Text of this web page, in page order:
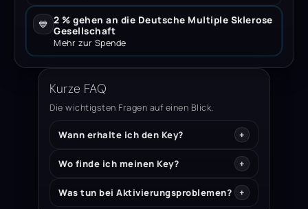
💙 2 % gehen an die Deutsche Multiple Sklerose
Gesellschaft
Mehr zur Spende
Kurze FAQ
Die wichtigsten Fragen auf einen Blick.
Wann erhalte ich den Key?
Wo finde ich meinen Key?
Was tun bei Aktivierungsproblemen?